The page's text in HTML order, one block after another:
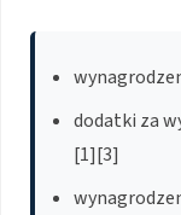
dodatki za
[1][3]